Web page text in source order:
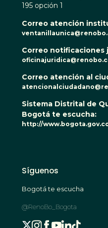
195 opción 1
Correo atención
Correo notificaciones
Correo atención al
Sistema Distrital de
Bogotá te escucha:
http://
Síguenos
Bogotá te escucha
@RenoBo_Bogota